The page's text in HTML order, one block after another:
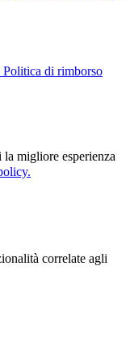
Politica di rimborso
migliore esperienza
correlate agli